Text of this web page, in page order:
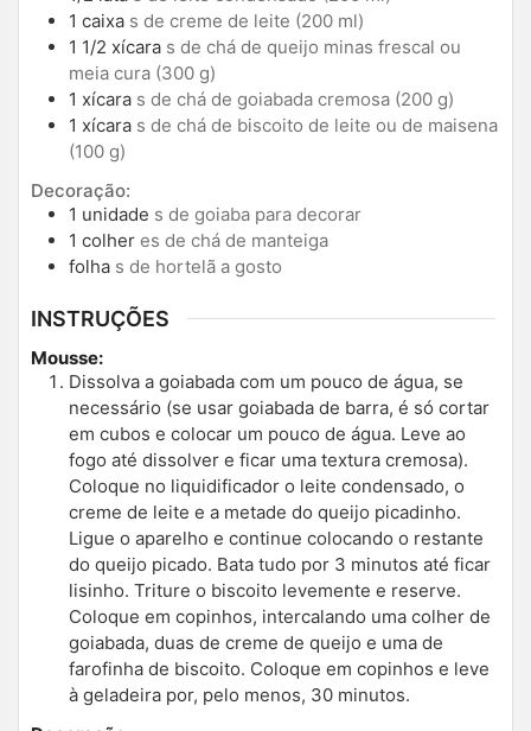
1 caixa s de creme de leite (200 ml)
1 1/2 xícara s de chá de queijo minas frescal ou
meia cura (300 g)
1 xícara s de chá de goiabada cremosa (200 g)
1 xícara s de chá de biscoito de leite ou de maisena
(100 g)
Decoração:
1 unidade s de goiaba para decorar
1 colher es de chá de manteiga
folha s de hortelã a gosto
INSTRUÇÕES
Mousse:
Dissolva a goiabada com um pouco de água, se
necessário (se usar goiabada de barra, é só cortar
em cubos e colocar um pouco de água. Leve ao
fogo até dissolver e ficar uma textura cremosa).
Coloque no liquidificador o leite condensado, o
creme de leite e a metade do queijo picadinho.
Ligue o aparelho e continue colocando o restante
do queijo picado. Bata tudo por 3 minutos até ficar
lisinho. Triture o biscoito levemente e reserve.
Coloque em copinhos, intercalando uma colher de
goiabada, duas de creme de queijo e uma de
farofinha de biscoito. Coloque em copinhos e leve
à geladeira por, pelo menos, 30 minutos.